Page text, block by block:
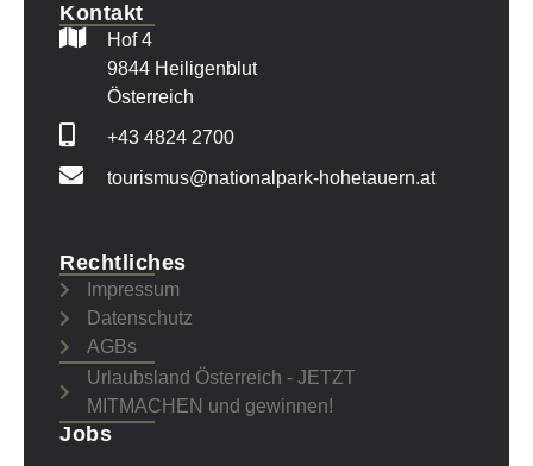
Kontakt
Hof 4
9844 Heiligenblut
Österreich
+43 4824 2700
tourismus@nationalpark-hohetauern.at
Rechtliches
Impressum
Datenschutz
AGBs
Urlaubsland Österreich - JETZT
MITMACHEN und gewinnen!
Jobs